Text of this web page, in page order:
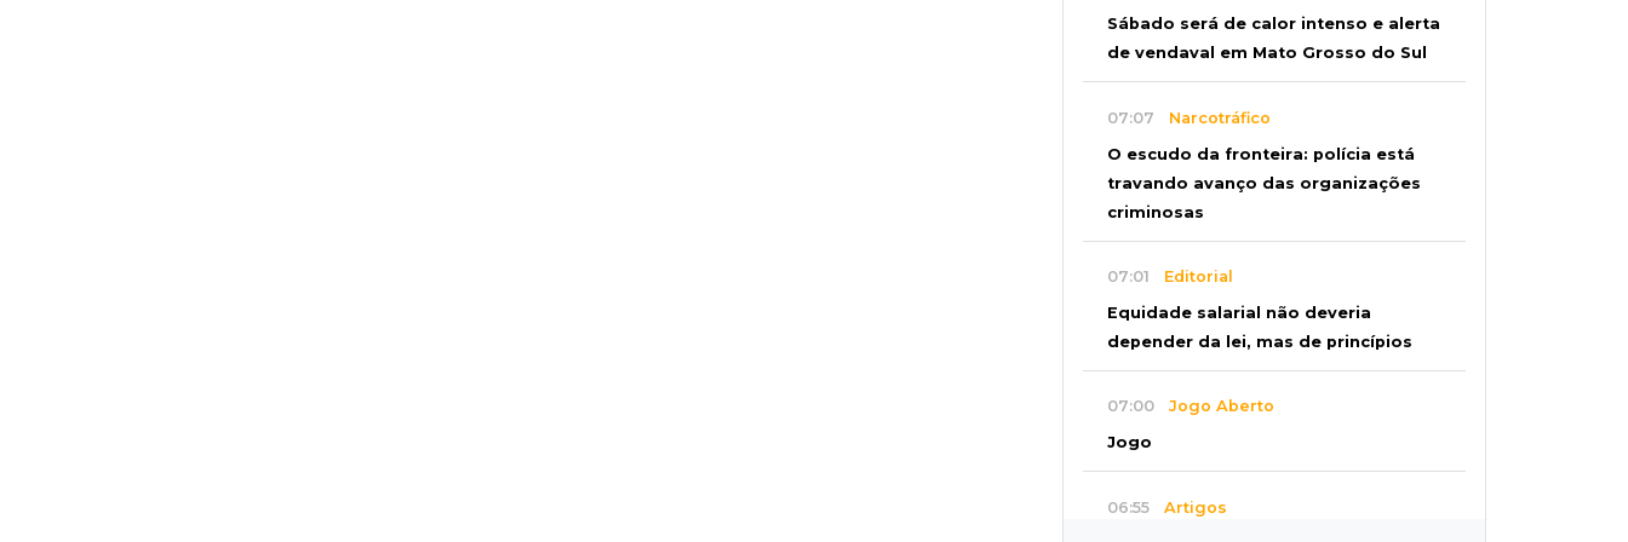
Sábado será de calor intenso e alerta
de vendaval em Mato Grosso do Sul
07:07 Narcotráfico
O escudo da fronteira: polícia está
travando avanço das organizações
criminosas
07:01 Editorial
Equidade salarial não deveria
depender da lei, mas de princípios
07:00 Jogo Aberto
Jogo
06:55 Artigos